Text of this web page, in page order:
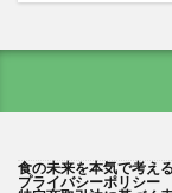
食の未来を本気で考え
プライバシーポリシー